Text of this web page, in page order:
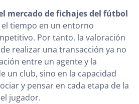
mercado de fichajes del fútbol
tiempo en un entorno
Por tanto, la valoración
realizar una transacción ya no
entre un agente y la
un club, sino en la capacidad
y pensar en cada etapa de la
jugador.